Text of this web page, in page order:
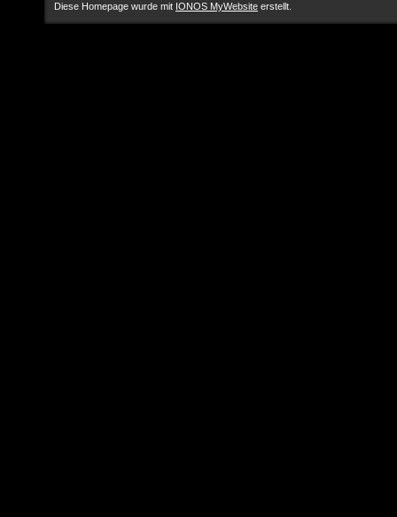
Diese Homepage wurde mit IONOS MyWebsite erstellt.